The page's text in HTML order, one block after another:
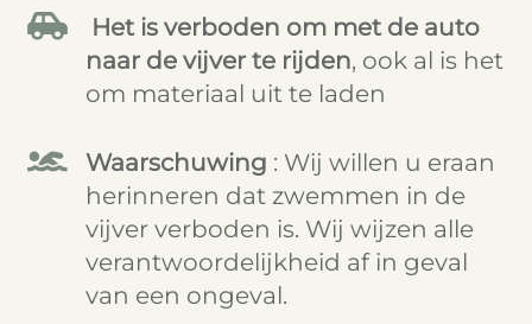

Het is verboden om met de auto
naar de vijver te rijden, ook al is het
om materiaal uit te laden
 Waarschuwing : Wij willen u eraan
herinneren dat zwemmen in de
vijver verboden is. Wij wijzen alle
verantwoordelijkheid af in geval
van een ongeval.